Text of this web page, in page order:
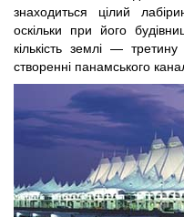
знаходиться цілий
оскільки при його
кількість землі —
створенні панамського